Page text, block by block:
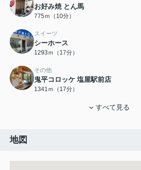
お好み焼 とん馬
775ｍ（10分）
スイーツ
シーホース
1293ｍ（17分）
その他
鬼平コロッケ 塩屋駅前店
1341ｍ（17分）
すべて見る
地図